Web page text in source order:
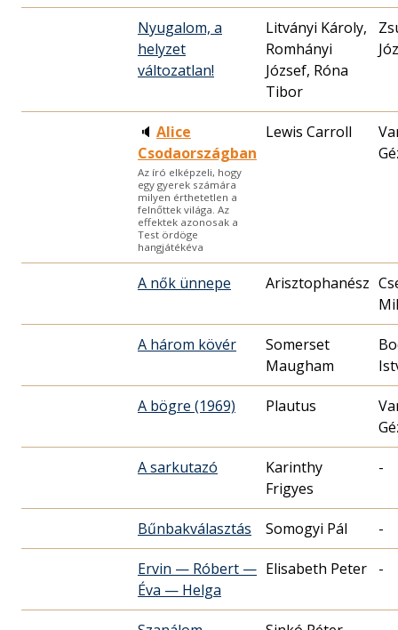
Nyugalom, a
helyzet
változatlan!
Litványi Károly,
Romhányi
József, Róna
Tibor
🔈 Alice
Csodaországban
Az író elképzeli, hogy
egy gyerek számára
milyen érthetetlen a
felnőttek világa. Az
effektek azonosak a
Test ördöge
hangjátékéva
Lewis Carroll
A nők ünnepe
A három kövér
Somerset
Maugham
A bögre (1969) Plautus
A sarkutazó
Karinthy
Frigyes
-
Bűnbakválasztás Somogyi Pál -
Ervin — Róbert —
Éva — Helga
Elisabeth Peter -